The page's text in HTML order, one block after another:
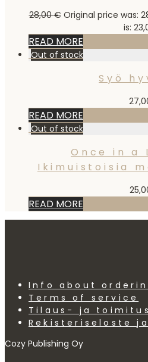
28,00€ Original price was:
is:
READ MORE
Syö
READ MORE
Once in a
Ikimuistoisia
READ MORE
Info about
Terms of service
Tilaus- ja
Rekisteriseloste
Cozy Publishing Oy